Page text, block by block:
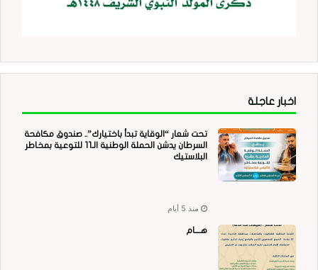
اخبار عاجلة
تحت شعار “الوقاية تبدأ باختيارك”.. صندوق مكافحة
السرطان يدشن الحملة الوطنية الـ11 للتوعية بمخاطر
البلاستيك
منذ 5 أيام
هــــام